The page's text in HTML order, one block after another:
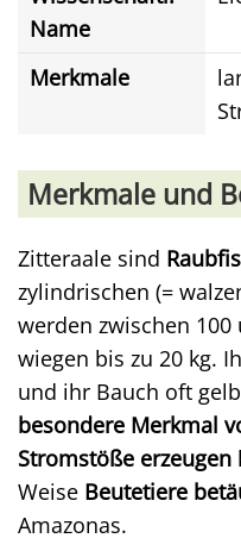
Name
Merkmale
Merkmale und
Zitteraale sind
zylindrischen (=
werden zwischen
wiegen bis zu 20 kg.
und ihr Bauch oft
besondere Merkmal
Stromstöße erzeugen
Weise Beutetiere
Amazonas.